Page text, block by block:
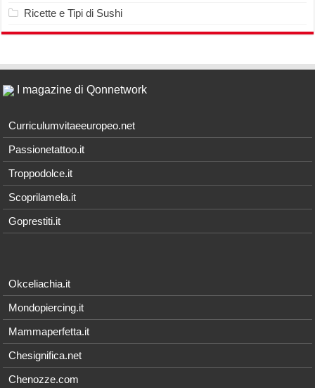
Ricette e Tipi di Sushi
I magazine di Qonnetwork
Curriculumvitaeeuropeo.net
Passionetattoo.it
Troppodolce.it
Scoprilamela.it
Goprestiti.it
Okceliachia.it
Mondopiercing.it
Mammaperfetta.it
Chesignifica.net
Chenozze.com